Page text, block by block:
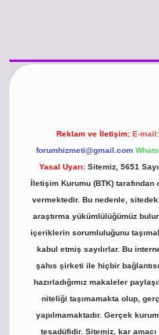
Reklam ve İletişim: E-mail:
forumhizmeti@gmail.com
Yasal Uyarı: Sitemiz, 5651
İletişim Kurumu (BTK) tarafından
vermektedir. Bu nedenle,
araştırma yükümlülüğümüz
içeriklerin sorumluluğunu
kabul etmiş sayılırlar. Bu
şahıs şirketi ile hiçbir
hazırladığımız makaleler
niteliği taşımamakta olup,
yapılmamaktadır. Gerçek
tesadüfidir. Sitemiz, kar